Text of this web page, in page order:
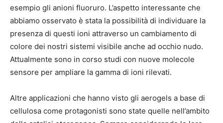
esempio gli anioni fluoruro. L’aspetto interessante che
abbiamo osservato è stata la possibilità di individuare la
presenza di questi ioni attraverso un cambiamento di
colore dei nostri sistemi visibile anche ad occhio nudo.
Attualmente sono in corso studi con nuove molecole
sensore per ampliare la gamma di ioni rilevati.
Altre applicazioni che hanno visto gli aerogels a base di
cellulosa come protagonisti sono state quelle nell’ambito